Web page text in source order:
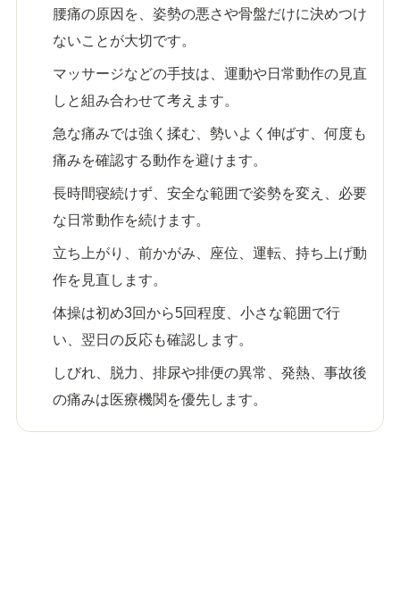
腰痛の原因を、姿勢の悪さや骨盤だけに決めつけ
ないことが大切です。
マッサージなどの手技は、運動や日常動作の見直
しと組み合わせて考えます。
急な痛みでは強く揉む、勢いよく伸ばす、何度も
痛みを確認する動作を避けます。
長時間寝続けず、安全な範囲で姿勢を変え、必要
な日常動作を続けます。
立ち上がり、前かがみ、座位、運転、持ち上げ動
作を見直します。
体操は初め3回から5回程度、小さな範囲で行
い、翌日の反応も確認します。
しびれ、脱力、排尿や排便の異常、発熱、事故後
の痛みは医療機関を優先します。